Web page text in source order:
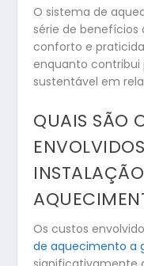
O sistema de
série de
conforto e
enquanto
sustentável em
QUAIS SÃO
Os custos
de aquecimento a